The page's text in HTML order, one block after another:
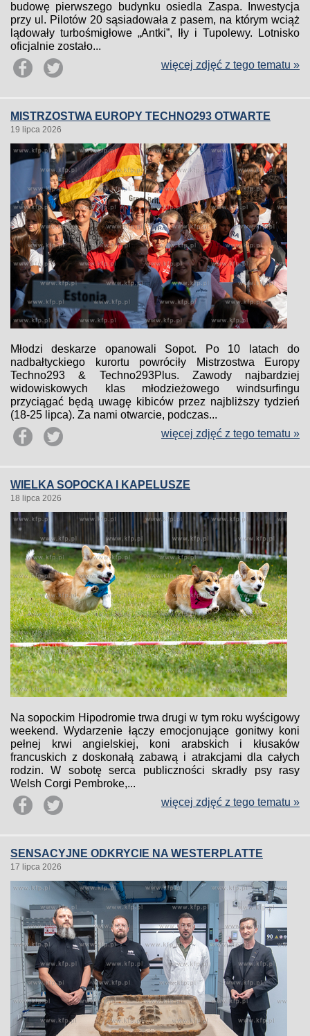
budowę pierwszego budynku osiedla Zaspa. Inwestycja
przy ul. Pilotów 20 sąsiadowała z pasem, na którym wciąż
lądowały turbośmigłowe „Antki”, Iły i Tupolewy. Lotnisko
oficjalnie zostało...
więcej zdjęć z tego tematu »
MISTRZOSTWA EUROPY TECHNO293 OTWARTE
19 lipca 2026
Młodzi deskarze opanowali Sopot. Po 10 latach do
nadbałtyckiego kurortu powróciły Mistrzostwa Europy
Techno293 & Techno293Plus. Zawody najbardziej
widowiskowych klas młodzieżowego windsurfingu
przyciągać będą uwagę kibiców przez najbliższy tydzień
(18-25 lipca). Za nami otwarcie, podczas...
więcej zdjęć z tego tematu »
WIELKA SOPOCKA I KAPELUSZE
18 lipca 2026
Na sopockim Hipodromie trwa drugi w tym roku wyścigowy
weekend. Wydarzenie łączy emocjonujące gonitwy koni
pełnej krwi angielskiej, koni arabskich i kłusaków
francuskich z doskonałą zabawą i atrakcjami dla całych
rodzin. W sobotę serca publiczności skradły psy rasy
Welsh Corgi Pembroke,...
więcej zdjęć z tego tematu »
SENSACYJNE ODKRYCIE NA WESTERPLATTE
17 lipca 2026